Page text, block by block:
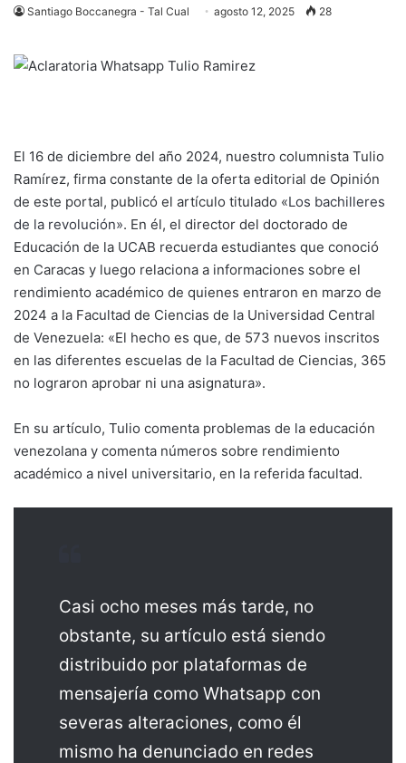
Santiago Boccanegra - Tal Cual agosto 12, 2025 28
El 16 de diciembre del año 2024, nuestro columnista Tulio
Ramírez, firma constante de la oferta editorial de Opinión
de este portal, publicó el artículo titulado «Los bachilleres
de la revolución». En él, el director del doctorado de
Educación de la UCAB recuerda estudiantes que conoció
en Caracas y luego relaciona a informaciones sobre el
rendimiento académico de quienes entraron en marzo de
2024 a la Facultad de Ciencias de la Universidad Central
de Venezuela: «El hecho es que, de 573 nuevos inscritos
en las diferentes escuelas de la Facultad de Ciencias, 365
no lograron aprobar ni una asignatura».
En su artículo, Tulio comenta problemas de la educación
venezolana y comenta números sobre rendimiento
académico a nivel universitario, en la referida facultad.
Casi ocho meses más tarde, no
obstante, su artículo está siendo
distribuido por plataformas de
mensajería como Whatsapp con
severas alteraciones, como él
mismo ha denunciado en redes